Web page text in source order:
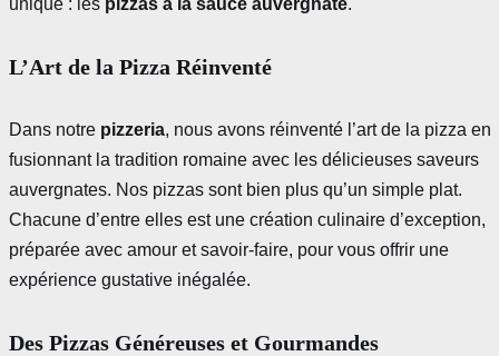
unique : les pizzas à la sauce auvergnate.
L’Art de la Pizza Réinventé
Dans notre pizzeria, nous avons réinventé l’art de la pizza en
fusionnant la tradition romaine avec les délicieuses saveurs
auvergnates. Nos pizzas sont bien plus qu’un simple plat.
Chacune d’entre elles est une création culinaire d’exception,
préparée avec amour et savoir-faire, pour vous offrir une
expérience gustative inégalée.
Des Pizzas Généreuses et Gourmandes